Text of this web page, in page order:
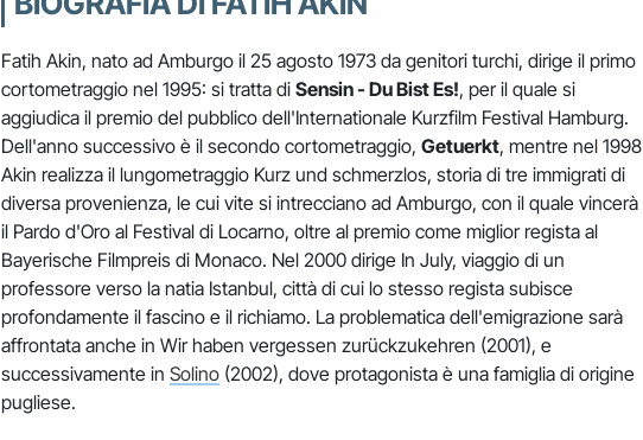
Fatih Akin, nato ad Amburgo il 25 agosto 1973 da genitori turchi, dirige il primo
cortometraggio nel 1995: si tratta di Sensin - Du Bist Es!, per il quale si
aggiudica il premio del pubblico dell'Internationale Kurzfilm Festival Hamburg.
Dell'anno successivo è il secondo cortometraggio, Getuerkt, mentre nel 1998
Akin realizza il lungometraggio Kurz und schmerzlos, storia di tre immigrati di
diversa provenienza, le cui vite si intrecciano ad Amburgo, con il quale vincerà
il Pardo d'Oro al Festival di Locarno, oltre al premio come miglior regista al
Bayerische Filmpreis di Monaco. Nel 2000 dirige In July, viaggio di un
professore verso la natia Istanbul, città di cui lo stesso regista subisce
profondamente il fascino e il richiamo. La problematica dell'emigrazione sarà
affrontata anche in Wir haben vergessen zurückzukehren (2001), e
successivamente in Solino (2002), dove protagonista è una famiglia di origine
pugliese.